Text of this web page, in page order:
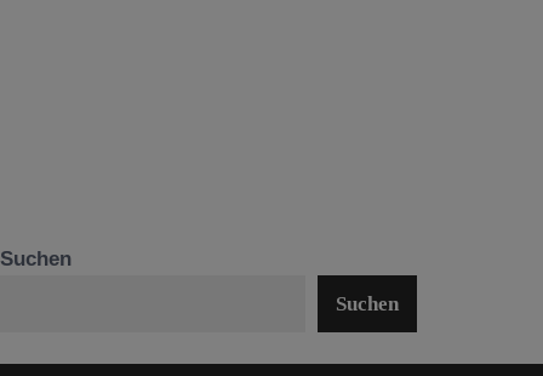
Suchen
Suchen